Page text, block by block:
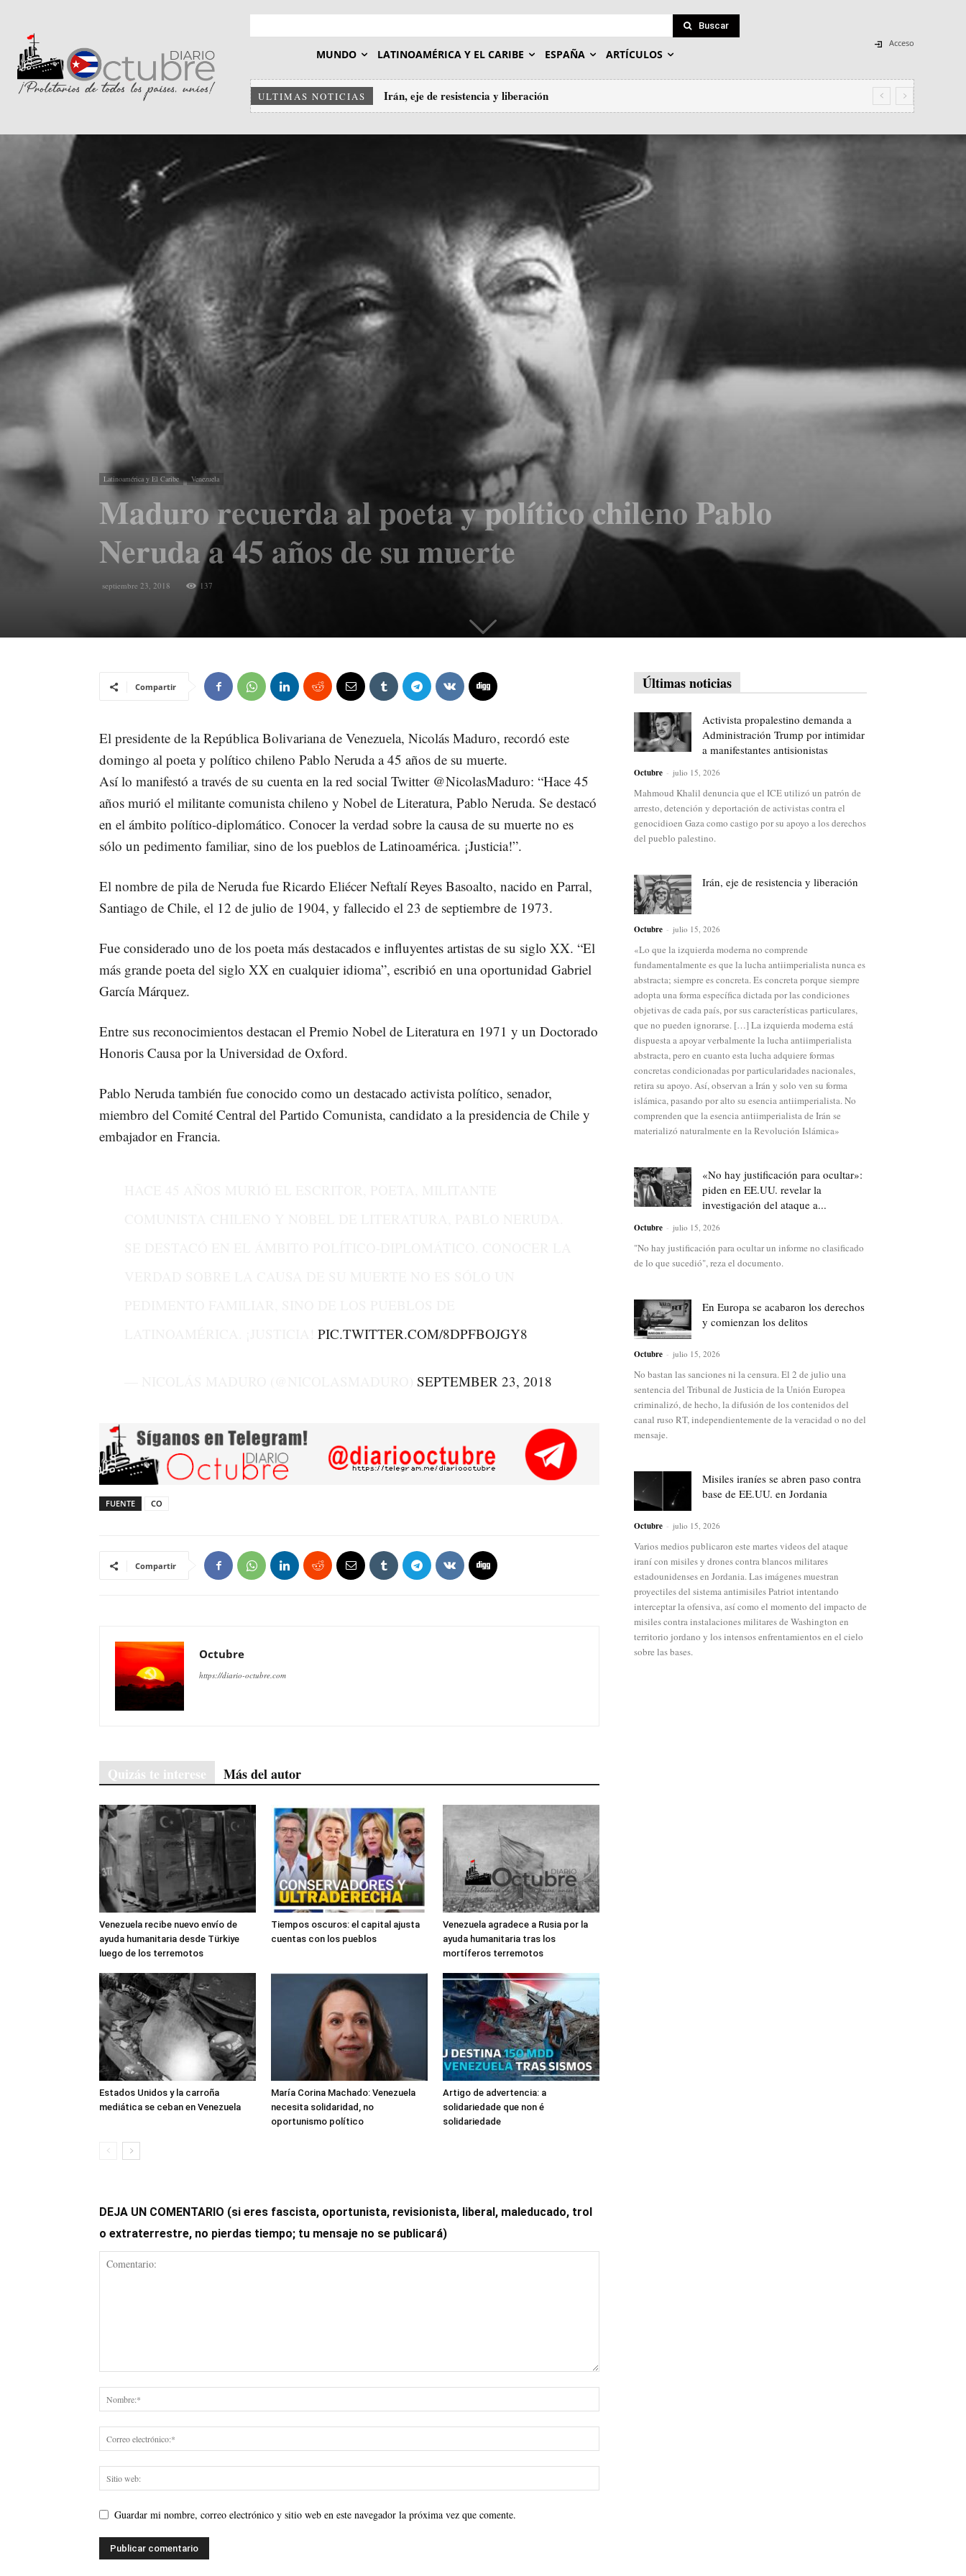
Buscar
MUNDO LATINOAMÉRICA Y EL CARIBE ESPAÑA ARTÍCULOS
Acceso
ULTIMAS NOTICIAS Irán, eje de resistencia y liberación
Latinoamérica y El Caribe Venezuela
Maduro recuerda al poeta y político chileno Pablo
Neruda a 45 años de su muerte
septiembre 23, 2018 137
Compartir
El presidente de la República Bolivariana de Venezuela, Nicolás Maduro, recordó este
domingo al poeta y político chileno Pablo Neruda a 45 años de su muerte.
Así lo manifestó a través de su cuenta en la red social Twitter @NicolasMaduro: “Hace 45
años murió el militante comunista chileno y Nobel de Literatura, Pablo Neruda. Se destacó
en el ámbito político-diplomático. Conocer la verdad sobre la causa de su muerte no es
sólo un pedimento familiar, sino de los pueblos de Latinoamérica. ¡Justicia!”.
El nombre de pila de Neruda fue Ricardo Eliécer Neftalí Reyes Basoalto, nacido en Parral,
Santiago de Chile, el 12 de julio de 1904, y fallecido el 23 de septiembre de 1973.
Fue considerado uno de los poeta más destacados e influyentes artistas de su siglo XX. “El
más grande poeta del siglo XX en cualquier idioma”, escribió en una oportunidad Gabriel
García Márquez.
Entre sus reconocimientos destacan el Premio Nobel de Literatura en 1971 y un Doctorado
Honoris Causa por la Universidad de Oxford.
Pablo Neruda también fue conocido como un destacado activista político, senador,
miembro del Comité Central del Partido Comunista, candidato a la presidencia de Chile y
embajador en Francia.
PIC.TWITTER.COM/8DPFBOJGY8
SEPTEMBER 23, 2018
FUENTE CO
Compartir
Octubre
https://diario-octubre.com
Quizás te interese Más del autor
Venezuela recibe nuevo envío de
ayuda humanitaria desde Türkiye
luego de los terremotos
Tiempos oscuros: el capital ajusta
cuentas con los pueblos
Venezuela agradece a Rusia por la
ayuda humanitaria tras los
mortíferos terremotos
Estados Unidos y la carroña
mediática se ceban en Venezuela
María Corina Machado: Venezuela
necesita solidaridad, no
oportunismo político
Artigo de advertencia: a
solidariedade que non é
solidariedade
DEJA UN COMENTARIO (si eres fascista, oportunista, revisionista, liberal, maleducado, trol
o extraterrestre, no pierdas tiempo; tu mensaje no se publicará)
Guardar mi nombre, correo electrónico y sitio web en este navegador la próxima vez que comente.
Últimas noticias
Activista propalestino demanda a
Administración Trump por intimidar
a manifestantes antisionistas
Octubre - julio 15, 2026
Mahmoud Khalil denuncia que el ICE utilizó un patrón de
arresto, detención y deportación de activistas contra el
genocidioen Gaza como castigo por su apoyo a los derechos
del pueblo palestino.
Irán, eje de resistencia y liberación
Octubre - julio 15, 2026
«Lo que la izquierda moderna no comprende
fundamentalmente es que la lucha antiimperialista nunca es
abstracta; siempre es concreta. Es concreta porque siempre
adopta una forma específica dictada por las condiciones
objetivas de cada país, por sus características particulares,
que no pueden ignorarse. […] La izquierda moderna está
dispuesta a apoyar verbalmente la lucha antiimperialista
abstracta, pero en cuanto esta lucha adquiere formas
concretas condicionadas por particularidades nacionales,
retira su apoyo. Así, observan a Irán y solo ven su forma
islámica, pasando por alto su esencia antiimperialista. No
comprenden que la esencia antiimperialista de Irán se
materializó naturalmente en la Revolución Islámica»
«No hay justificación para ocultar»:
piden en EE.UU. revelar la
investigación del ataque a...
Octubre - julio 15, 2026
"No hay justificación para ocultar un informe no clasificado
de lo que sucedió", reza el documento.
En Europa se acabaron los derechos
y comienzan los delitos
Octubre - julio 15, 2026
No bastan las sanciones ni la censura. El 2 de julio una
sentencia del Tribunal de Justicia de la Unión Europea
criminalizó, de hecho, la difusión de los contenidos del
canal ruso RT, independientemente de la veracidad o no del
mensaje.
Misiles iraníes se abren paso contra
base de EE.UU. en Jordania
Octubre - julio 15, 2026
Varios medios publicaron este martes videos del ataque
iraní con misiles y drones contra blancos militares
estadounidenses en Jordania. Las imágenes muestran
proyectiles del sistema antimisiles Patriot intentando
interceptar la ofensiva, así como el momento del impacto de
misiles contra instalaciones militares de Washington en
territorio jordano y los intensos enfrentamientos en el cielo
sobre las bases.